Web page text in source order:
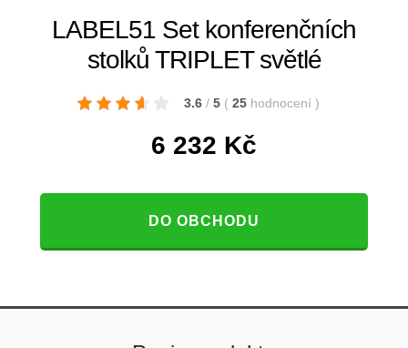
LABEL51 Set konferenčních
stolků TRIPLET světlé
3.6 / 5 ( 25 hodnocení )
6 232 Kč
DO OBCHODU